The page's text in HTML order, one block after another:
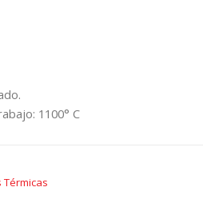
1100° C
Térmicas